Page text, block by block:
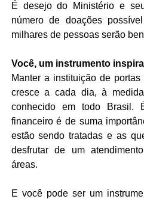
É desejo do Ministério e
número de doações
milhares de pessoas serão
Você, um instrumento
Manter a instituição de
cresce a cada dia, à
conhecido em todo Brasil.
financeiro é de suma
estão sendo tratadas e as
desfrutar de um
áreas.
E você pode ser um